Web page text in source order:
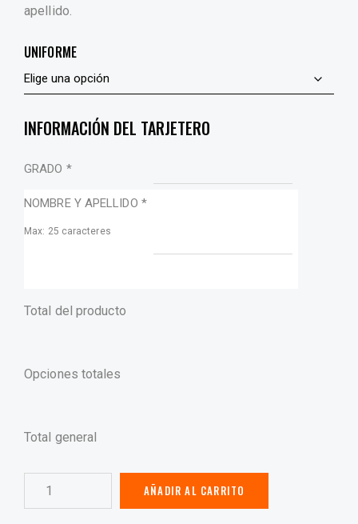
apellido.
UNIFORME
INFORMACIÓN DEL TARJETERO
GRADO *
NOMBRE Y APELLIDO *
Max: 25 caracteres
Total del producto
Opciones totales
Total general
AÑADIR AL CARRITO